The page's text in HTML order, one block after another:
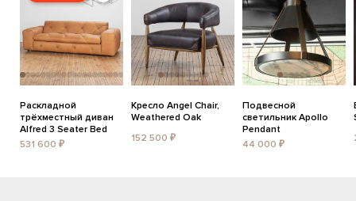
Раскладной
трёхместный диван
Alfred 3 Seater Bed
531 600 ₽
Кресло Angel Chair,
Weathered Oak
152 500 ₽
Подвесной
светильник Apollo
Pendant
44 000 ₽